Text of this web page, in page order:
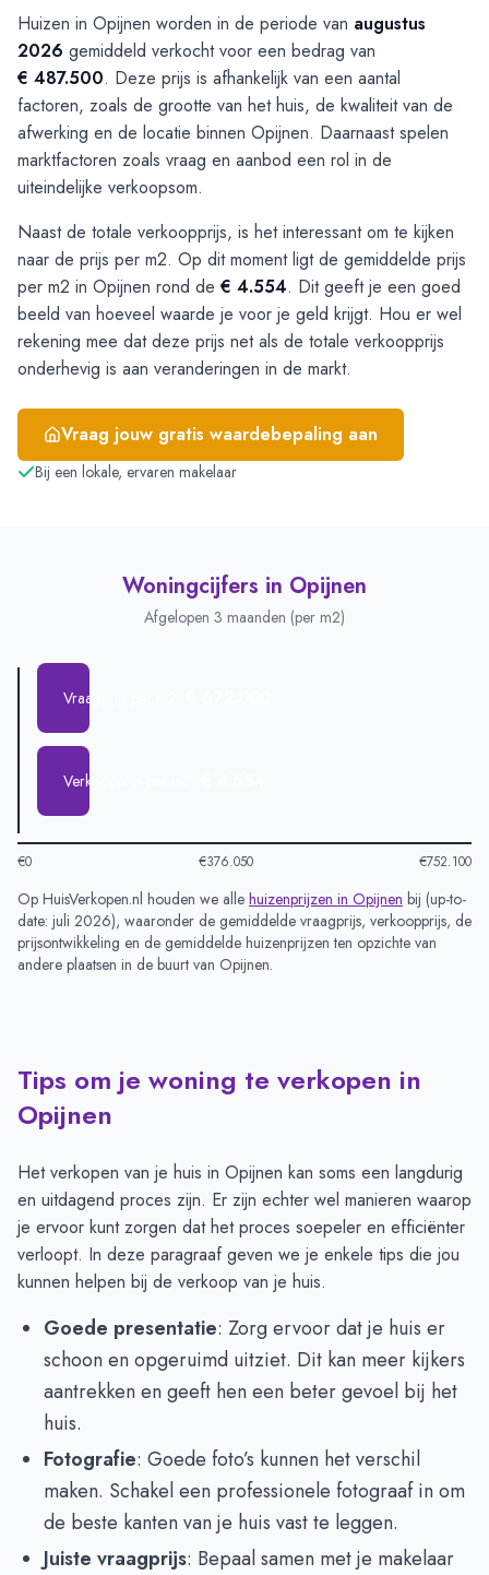
Huizen in Opijnen worden in de periode van augustus
2026 gemiddeld verkocht voor een bedrag van
€ 487.500. Deze prijs is afhankelijk van een aantal
factoren, zoals de grootte van het huis, de kwaliteit van de
afwerking en de locatie binnen Opijnen. Daarnaast spelen
marktfactoren zoals vraag en aanbod een rol in de
uiteindelijke verkoopsom.
Naast de totale verkoopprijs, is het interessant om te kijken
naar de prijs per m2. Op dit moment ligt de gemiddelde prijs
per m2 in Opijnen rond de € 4.554. Dit geeft je een goed
beeld van hoeveel waarde je voor je geld krijgt. Hou er wel
rekening mee dat deze prijs net als de totale verkoopprijs
onderhevig is aan veranderingen in de markt.
Vraag jouw gratis waardebepaling aan
Bij een lokale, ervaren makelaar
Woningcijfers in Opijnen
Afgelopen 3 maanden (per m2)
Vraagprijs per m2
Verkoopprijs per m2
€0 €376.050 €752.100
Op HuisVerkopen.nl houden we alle huizenprijzen in Opijnen bij (up-to-
date: juli 2026), waaronder de gemiddelde vraagprijs, verkoopprijs, de
prijsontwikkeling en de gemiddelde huizenprijzen ten opzichte van
andere plaatsen in de buurt van Opijnen.
Tips om je woning te verkopen in
Opijnen
Het verkopen van je huis in Opijnen kan soms een langdurig
en uitdagend proces zijn. Er zijn echter wel manieren waarop
je ervoor kunt zorgen dat het proces soepeler en efficiënter
verloopt. In deze paragraaf geven we je enkele tips die jou
kunnen helpen bij de verkoop van je huis.
Goede presentatie: Zorg ervoor dat je huis er
schoon en opgeruimd uitziet. Dit kan meer kijkers
aantrekken en geeft hen een beter gevoel bij het
huis.
Fotografie: Goede foto’s kunnen het verschil
maken. Schakel een professionele fotograaf in om
de beste kanten van je huis vast te leggen.
Juiste vraagprijs: Bepaal samen met je makelaar